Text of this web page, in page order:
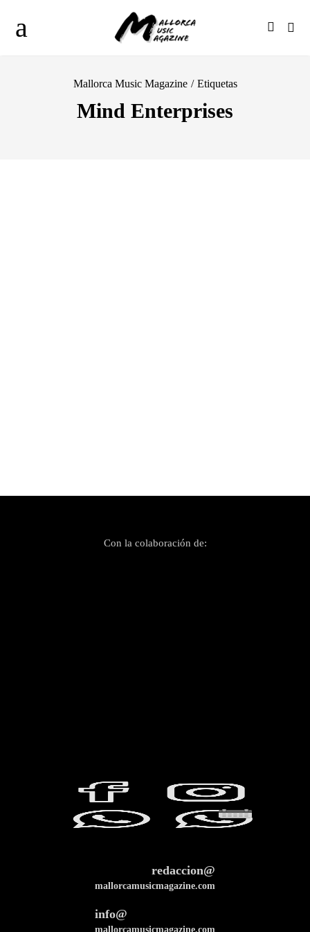
Mallorca Music Magazine / Etiquetas
Mind Enterprises
Con la colaboración de:
redaccion@
mallorcamusicmagazine.com
info@
mallorcamusicmagazine.com